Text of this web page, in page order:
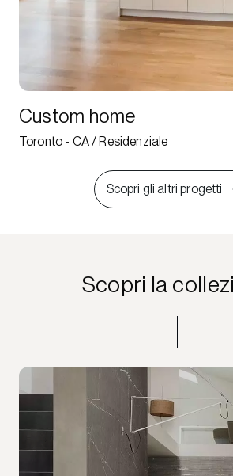
Custom home
Toronto - CA / Residenziale
Scopri gli altri progetti
Scopri la